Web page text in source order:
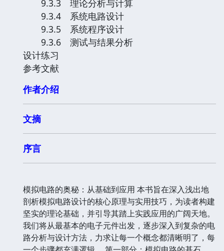
9.3.3 理论分析与计算
9.3.4 系统电路设计
9.3.5 系统程序设计
9.3.6 测试与结果分析
设计练习
参考文献
作者介绍
文摘
序言
模拟电路的奥秘：从基础到应用 本书旨在深入浅出地
剖析模拟电路设计的核心原理与实用技巧，为读者构建
坚实的理论基础，并引导其踏上实践应用的广阔天地。
我们将从最基本的电子元件出发，逐步深入到复杂的电
路分析与设计方法，力求让每一个概念都清晰明了，每